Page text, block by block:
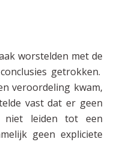
worstelden met de
getrokken.
veroordeling kwam,
vast dat er geen
niet leiden tot een
geen expliciete